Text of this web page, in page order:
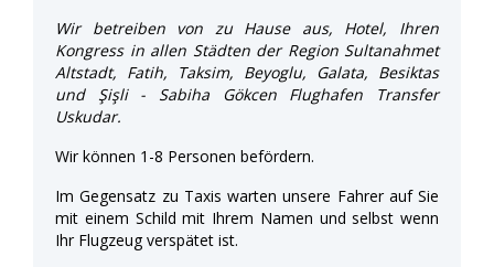
Wir betreiben von zu Hause aus, Hotel, Ihren
Kongress in allen Städten der Region Sultanahmet
Altstadt, Fatih, Taksim, Beyoglu, Galata, Besiktas
und Şişli - Sabiha Gökcen Flughafen Transfer
Uskudar.
Wir können 1-8 Personen befördern.
Im Gegensatz zu Taxis warten unsere Fahrer auf Sie
mit einem Schild mit Ihrem Namen und selbst wenn
Ihr Flugzeug verspätet ist.